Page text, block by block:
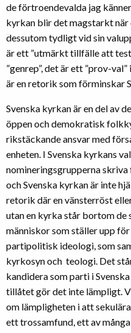
de förtroendevalda jag
kyrkan blir det magstarkt
dessutom tydligt vid sin
är ett ”utmärkt tillfälle att
”genrep”, det är ett ”prov-
är en retorik som förminskar
Svenska kyrkan är en del av
öppen och demokratisk
rikstäckande ansvar med
enheten. I Svenska kyrkans
nomineringsgrupperna
och Svenska kyrkan är inte
retorik där en vänsterröst
utan en kyrka står bortom de
människor som ställer upp
partipolitisk ideologi, som
kyrkosyn och teologi. Det
kandidera som parti i
tillåtet gör det inte lämpligt.
om lämpligheten i att
ett trossamfund, ett av